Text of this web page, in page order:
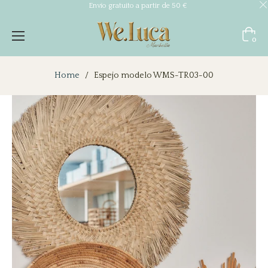
Envío gratuito a partir de 50 €
Carrito
0
Home / Espejo modelo WMS-TR03-00